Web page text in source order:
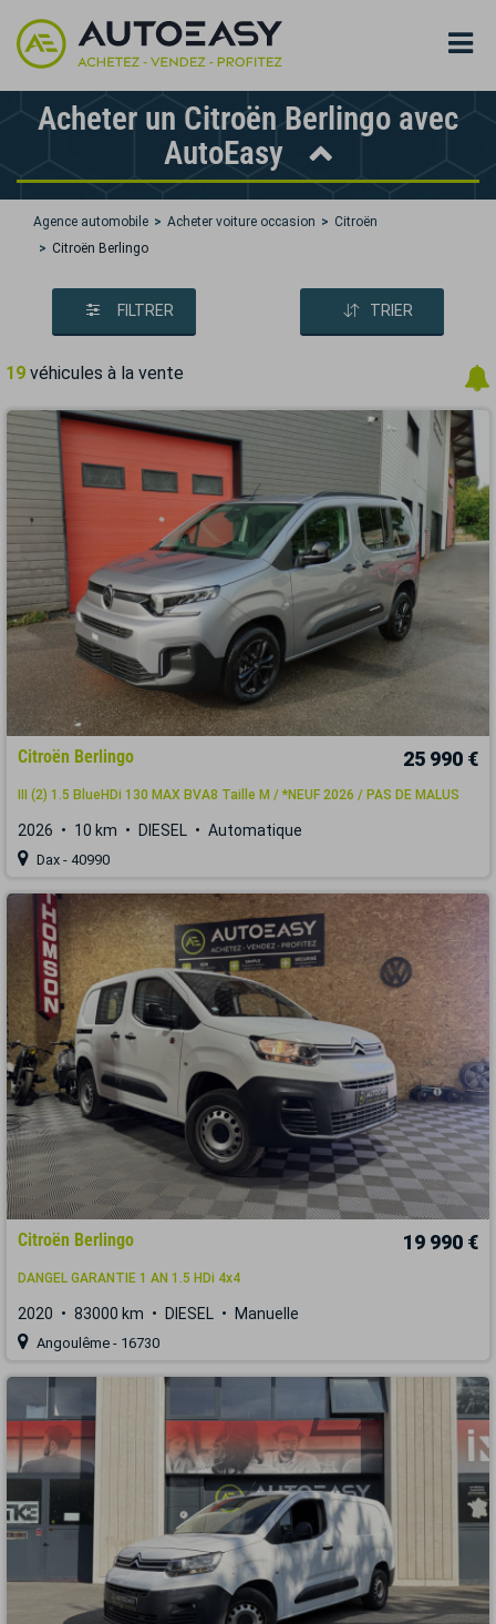
Acheter un Citroën Berlingo avec
AutoEasy
Agence automobile Acheter voiture occasion
Citroën
Citroën Berlingo
FILTRER TRIER
19 véhicules à la vente
Citroën Berlingo 25 990 €
III (2) 1.5 BlueHDi 130 MAX BVA8 Taille M / *NEUF 2026 / PAS DE MALUS
2026 10 km DIESEL Automatique
Dax - 40990
Citroën Berlingo 19 990 €
DANGEL GARANTIE 1 AN 1.5 HDi 4x4
2020 83000 km DIESEL Manuelle
Angoulême - 16730